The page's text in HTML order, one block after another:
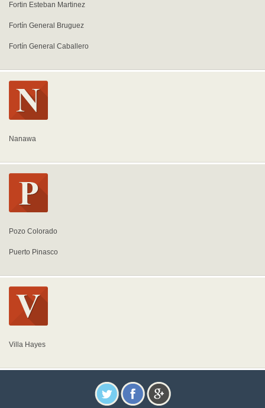
Fortin Esteban Martinez
Fortín General Bruguez
Fortín General Caballero
Nanawa
Pozo Colorado
Puerto Pinasco
Villa Hayes